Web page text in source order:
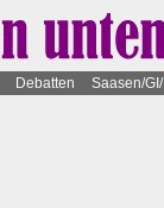
Debatten Saasen/